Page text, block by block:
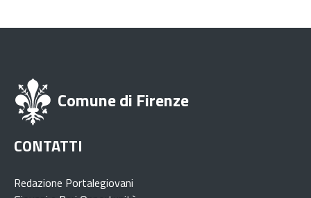
Comune di Firenze
CONTATTI
Redazione Portalegiovani